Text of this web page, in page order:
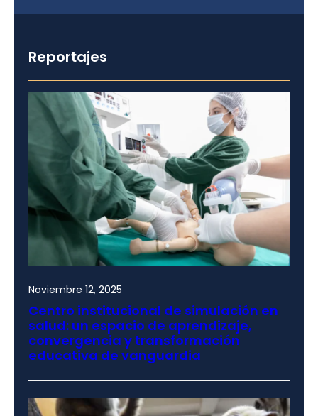
Reportajes
Noviembre 12, 2025
Centro institucional de simulación en
salud: un espacio de aprendizaje,
convergencia y transformación
educativa de vanguardia